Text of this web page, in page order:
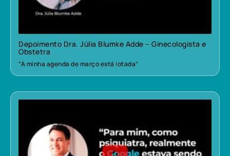
Depoimento Dra. Júlia Blumke Adde – Ginecologista e
Obstetra
“A minha agenda de março está lotada”